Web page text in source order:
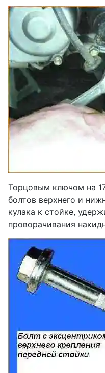
Торцовым ключом на
болтов верхнего и
кулака к стойке,
проворачивания